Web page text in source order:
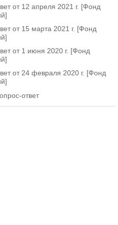
от 12 апреля 2021 г. [Фонд
от 15 марта 2021 г. [Фонд
от 1 июня 2020 г. [Фонд
от 24 февраля 2020 г. [Фонд
ответ